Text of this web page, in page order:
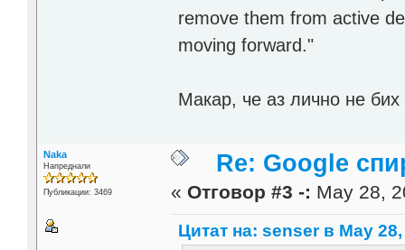
remove them from active
moving forward."
Макар, че аз лично не бих
Naka
Напреднали
Публикации: 3469
Re: Google
« Отговор #3 -: May 28,
Цитат на: senser в May